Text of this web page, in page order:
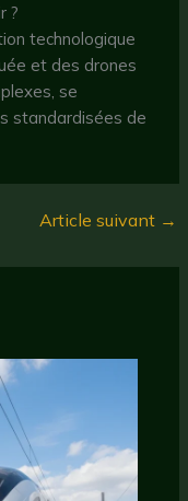
?
technologique
et des drones
se
standardisées de
Article suivant →